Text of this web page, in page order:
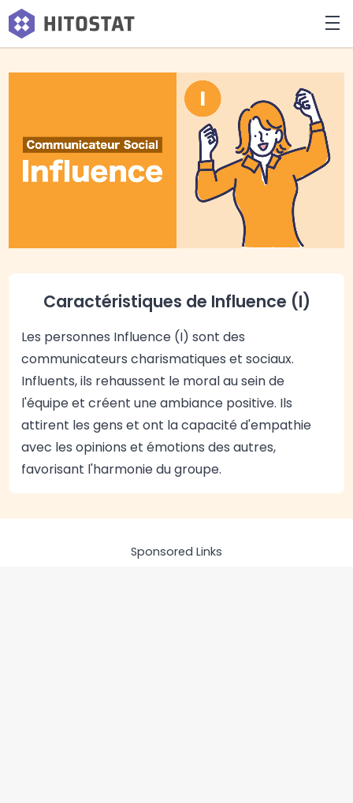
Caractéristiques de Influence (I)
Les personnes Influence (I) sont des
communicateurs charismatiques et sociaux.
Influents, ils rehaussent le moral au sein de
l'équipe et créent une ambiance positive. Ils
attirent les gens et ont la capacité d'empathie
avec les opinions et émotions des autres,
favorisant l'harmonie du groupe.
Sponsored Links